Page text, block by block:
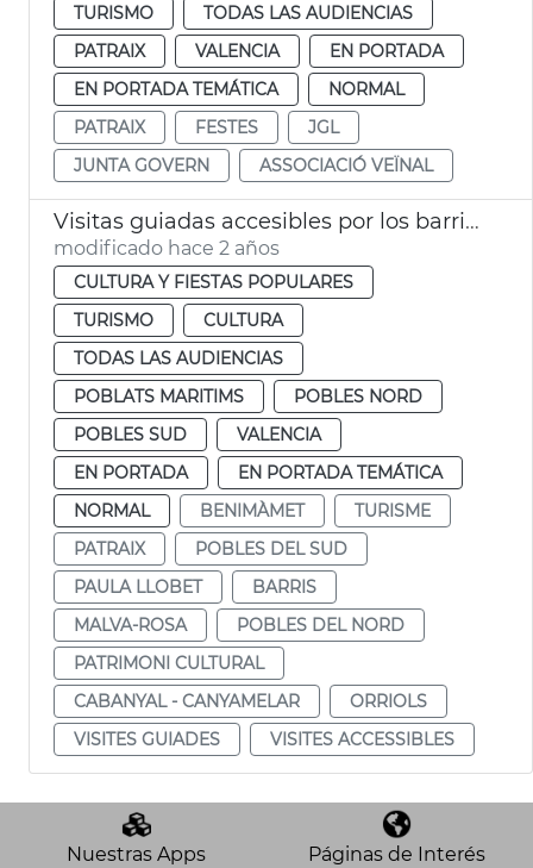
TURISMO
TODAS LAS AUDIENCIAS
PATRAIX
VALENCIA
EN PORTADA
EN PORTADA TEMÁTICA
NORMAL
PATRAIX
FESTES
JGL
JUNTA GOVERN
ASSOCIACIÓ VEÏNAL
Visitas guiadas accesibles por los barrios de la ciudad
modificado hace 2 años
CULTURA Y FIESTAS POPULARES
TURISMO
CULTURA
TODAS LAS AUDIENCIAS
POBLATS MARITIMS
POBLES NORD
POBLES SUD
VALENCIA
EN PORTADA
EN PORTADA TEMÁTICA
NORMAL
BENIMÀMET
TURISME
PATRAIX
POBLES DEL SUD
PAULA LLOBET
BARRIS
MALVA-ROSA
POBLES DEL NORD
PATRIMONI CULTURAL
CABANYAL - CANYAMELAR
ORRIOLS
VISITES GUIADES
VISITES ACCESSIBLES
Nuestras Apps Páginas de Interés